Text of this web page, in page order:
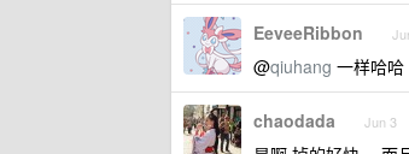
EeveeRibbon
@qiuhang 一样哈哈
chaodada Jun 3